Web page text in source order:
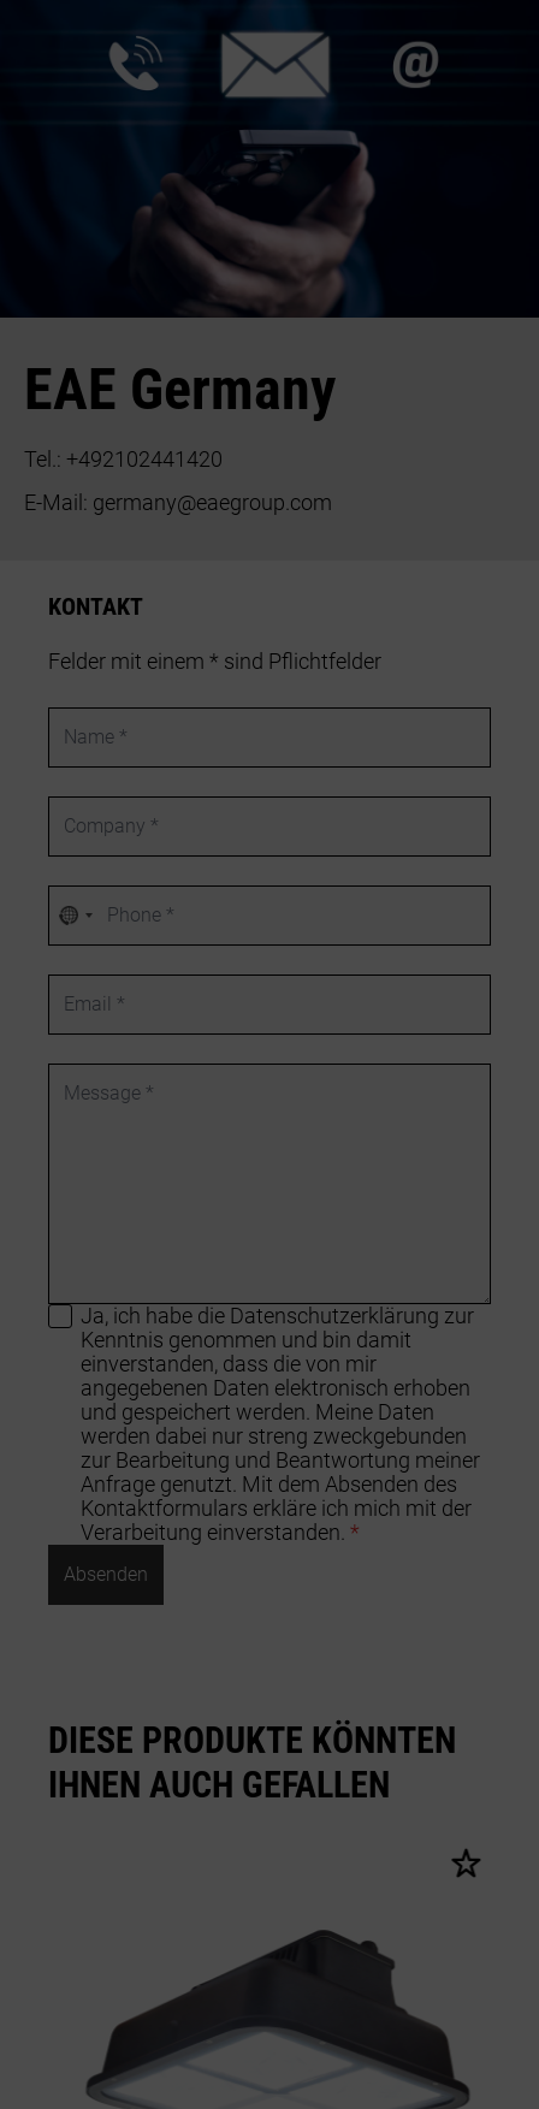
EAE Germany
Tel.: +492102441420
E-Mail: germany@eaegroup.com
KONTAKT
Felder mit einem * sind Pflichtfelder
Kein
Land
ausgewählt
Ja, ich habe die Datenschutzerklärung zur
Kenntnis genommen und bin damit
einverstanden, dass die von mir
angegebenen Daten elektronisch erhoben
und gespeichert werden. Meine Daten
werden dabei nur streng zweckgebunden
zur Bearbeitung und Beantwortung meiner
Anfrage genutzt. Mit dem Absenden des
Kontaktformulars erkläre ich mich mit der
Verarbeitung einverstanden.*
Absenden
DIESE PRODUKTE KÖNNTEN
IHNEN AUCH GEFALLEN